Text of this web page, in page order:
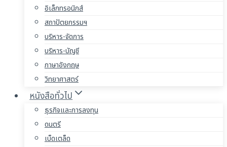
อิเล็กทรอนิกส์
สถาปัตยกรรมฯ
บริหาร-จัดการ
บริหาร-บัญชี
ภาษาอังกฤษ
วิทยาศาสตร์
หนังสือทั่วไป
ธุรกิจและการลงทุน
ดนตรี
เบ็ดเตล็ด